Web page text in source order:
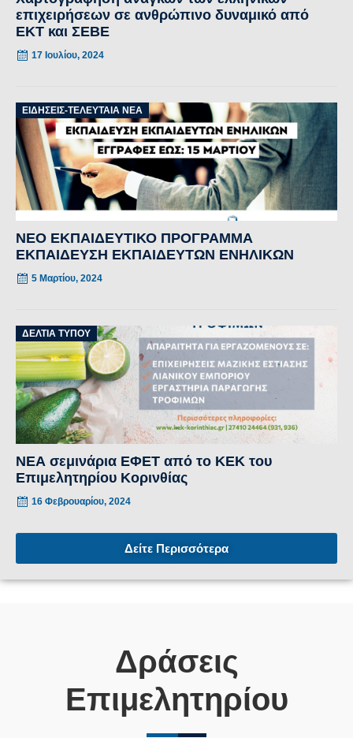
επιχειρήσεων σε ανθρώπινο δυναμικό από
ΕΚΤ και ΣΕΒΕ
17 Ιουλίου, 2024
ΕΙΔΉΣΕΙΣ-ΤΕΛΕΥΤΑΊΑ ΝΈΑ
NEO ΕΚΠΑΙΔΕΥΤΙΚΟ ΠΡΟΓΡΑΜΜΑ
ΕΚΠΑΙΔΕΥΣΗ ΕΚΠΑΙΔΕΥΤΩΝ ΕΝΗΛΙΚΩΝ
5 Μαρτίου, 2024
ΔΕΛΤΊΑ ΤΎΠΟΥ
ΝΕΑ σεμινάρια ΕΦΕΤ από το ΚΕΚ του
Επιμελητηρίου Κορινθίας
16 Φεβρουαρίου, 2024
Δείτε Περισσότερα
Δράσεις
Επιμελητηρίου